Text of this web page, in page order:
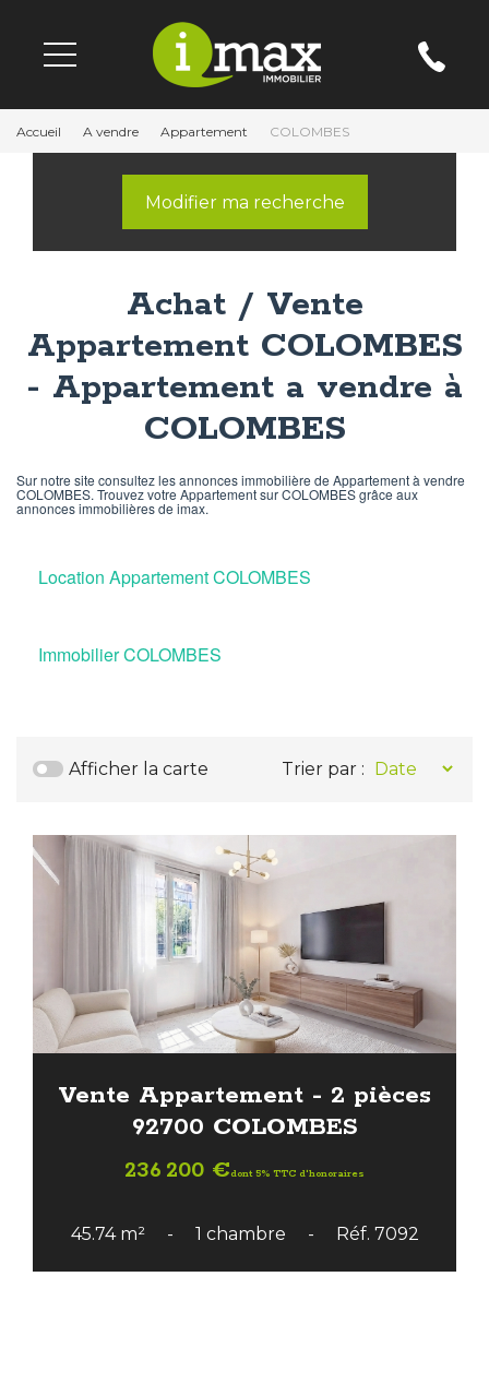
Accueil A vendre Appartement COLOMBES
Modifier ma recherche
Achat / Vente
Appartement COLOMBES
- Appartement a vendre à
COLOMBES
Sur notre site consultez les annonces immobilière de Appartement à vendre
COLOMBES. Trouvez votre Appartement sur COLOMBES grâce aux
annonces immobilières de imax.
Location Appartement COLOMBES
Immobilier COLOMBES
Afficher la carte Trier par :
Vente Appartement - 2 pièces
92700 COLOMBES
236 200 €dont 5% TTC d'honoraires
45.74 m² 1 chambre Réf. 7092